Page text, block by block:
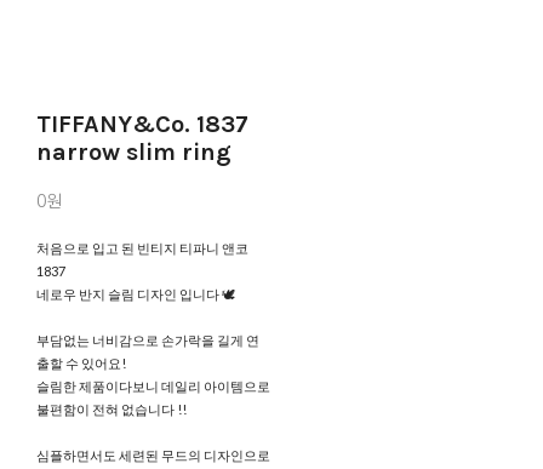
TIFFANY&Co. 1837
narrow slim ring
0원
처음으로 입고 된 빈티지 티파니 앤코
1837
네로우 반지 슬림 디자인 입니다 🕊️
부담없는 너비감으로 손가락을 길게 연
출할 수 있어요!
슬림한 제품이다보니 데일리 아이템으로
불편함이 전혀 없습니다 !!
심플하면서도 세련된 무드의 디자인으로